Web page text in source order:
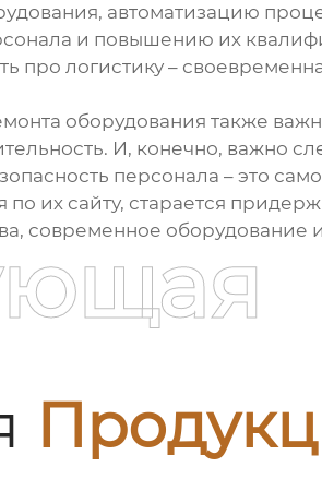
автоматизацию
и повышению их
про логистику –
оборудования также
И, конечно, важно
персонала – это
их сайту, старается
современное